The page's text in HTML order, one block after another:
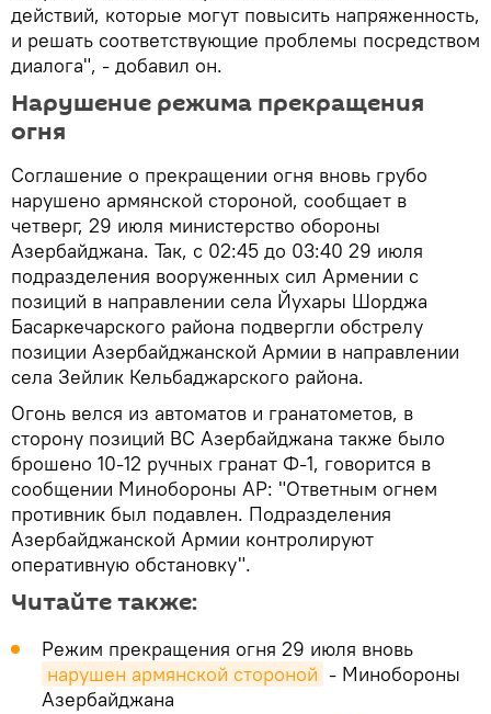
действий, которые могут повысить напряженность,
и решать соответствующие проблемы посредством
диалога", - добавил он.
Нарушение режима прекращения
огня
Cоглашение о прекращении огня вновь грубо
нарушено армянской стороной, сообщает в
четверг, 29 июля министерство обороны
Азербайджана. Так, с 02:45 до 03:40 29 июля
подразделения вооруженных сил Армении с
позиций в направлении села Йухары Шорджа
Басаркечарского района подвергли обстрелу
позиции Азербайджанской Армии в направлении
села Зейлик Кельбаджарского района.
Огонь велся из автоматов и гранатометов, в
сторону позиций ВС Азербайджана также было
брошено 10-12 ручных гранат Ф-1, говорится в
сообщении Минобороны АР: "Ответным огнем
противник был подавлен. Подразделения
Азербайджанской Армии контролируют
оперативную обстановку".
Читайте также:
Режим прекращения огня 29 июля вновь
нарушен армянской стороной - Минобороны
Азербайджана